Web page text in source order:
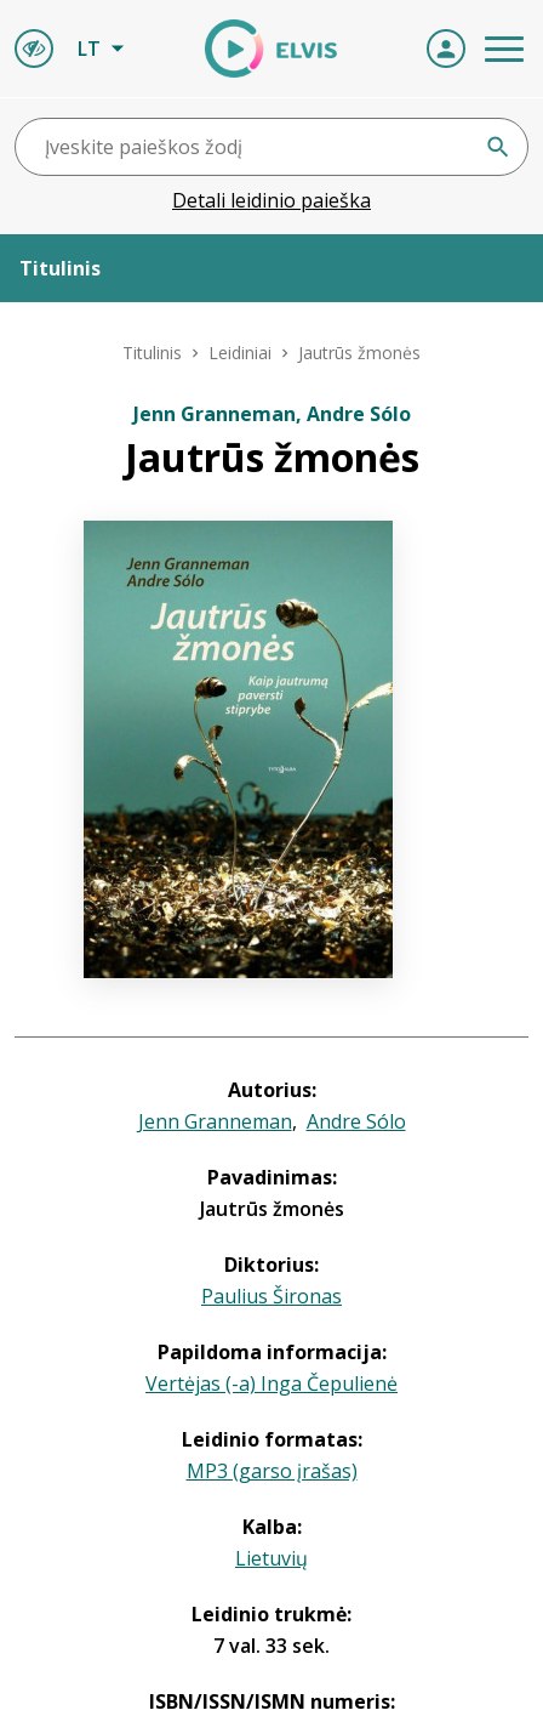
LT
Detali leidinio paieška
Titulinis
ELVIS atvyksta
info@elvislab.lt
Titulinis Leidiniai Jautrūs žmonės
Jenn Granneman, Andre Sólo
Jautrūs žmonės
Autorius:
Jenn Granneman, Andre Sólo
Pavadinimas:
Jautrūs žmonės
Diktorius:
Paulius Šironas
Papildoma informacija:
Vertėjas (-a) Inga Čepulienė
Leidinio formatas:
MP3 (garso įrašas)
Kalba:
Lietuvių
Leidinio trukmė:
7 val. 33 sek.
ISBN/ISSN/ISMN numeris: